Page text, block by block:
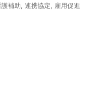
護補助 連携協定 雇用促進